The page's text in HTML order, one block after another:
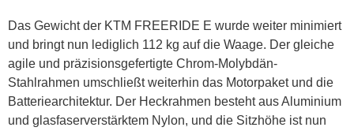
Das Gewicht der KTM FREERIDE E wurde weiter minimiert
und bringt nun lediglich 112 kg auf die Waage. Der gleiche
agile und präzisionsgefertigte Chrom-Molybdän-
Stahlrahmen umschließt weiterhin das Motorpaket und die
Batteriearchitektur. Der Heckrahmen besteht aus Aluminium
und glasfaserverstärktem Nylon, und die Sitzhöhe ist nun